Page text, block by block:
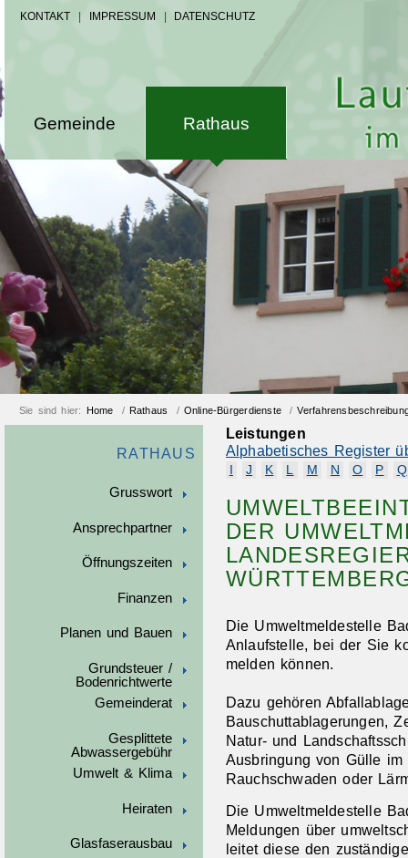
KONTAKT IMPRESSUM DATENSCHUTZ
Gemeinde Rathaus
Sie sind hier: Home / Rathaus / Online-Bürgerdienste /
RATHAUS
Grusswort
Ansprechpartner
Öffnungszeiten
Finanzen
Planen und Bauen
Grundsteuer /
Bodenrichtwerte
Gemeinderat
Gesplittete
Abwassergebühr
Umwelt & Klima
Heiraten
Glasfaserausbau
Leistungen
Alphabetisches Register
J K L M N O P Q
DER
Die Umweltmeldestelle
Anlaufstelle, bei der Sie
melden können.
Dazu gehören
Bauschuttablagerungen,
Natur- und
Ausbringung von Gülle im
Rauchschwaden oder
Die Umweltmeldestelle
Meldungen über
leitet diese den